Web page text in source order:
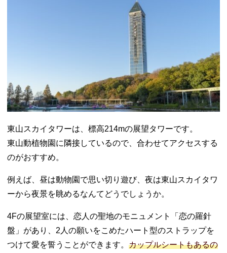
東山スカイタワーは、標高214mの展望タワーです。
東山動植物園に隣接しているので、合わせてアクセスする
のがおすすめ。
例えば、昼は動物園で思い切り遊び、夜は東山スカイタワ
ーから夜景を眺めるなんてどうでしょうか。
4Fの展望室には、恋人の聖地のモニュメント「恋の羅針
盤」があり、2人の願いをこめたハート型のストラップを
つけて愛を誓うことができます。 カップルシートもあるの